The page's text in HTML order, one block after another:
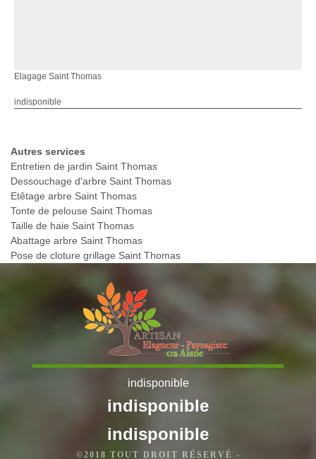
Elagage Saint Thomas
indisponible
Autres services
Entretien de jardin Saint Thomas
Dessouchage d'arbre Saint Thomas
Etêtage arbre Saint Thomas
Tonte de pelouse Saint Thomas
Taille de haie Saint Thomas
Abattage arbre Saint Thomas
Pose de cloture grillage Saint Thomas
indisponible
indisponible
indisponible
©2018 TOUT DROIT RÉSERVÉ -